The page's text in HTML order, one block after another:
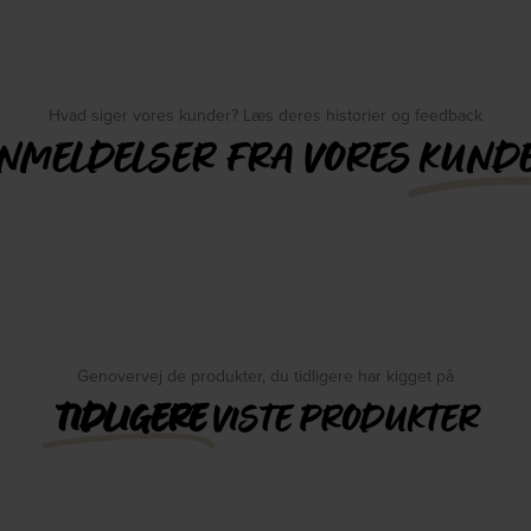
Hvad siger vores kunder? Læs deres historier og feedback
FRA VORES
Genovervej de produkter, du tidligere har kigget på
TIDLIGEREVISTE PRODUKTER